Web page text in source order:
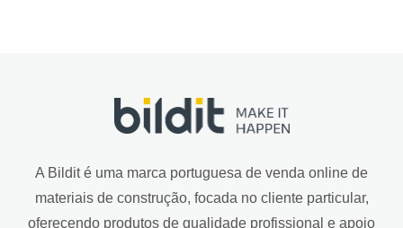
A Bildit é uma marca portuguesa de venda online de
materiais de construção, focada no cliente particular,
oferecendo produtos de qualidade profissional e apoio